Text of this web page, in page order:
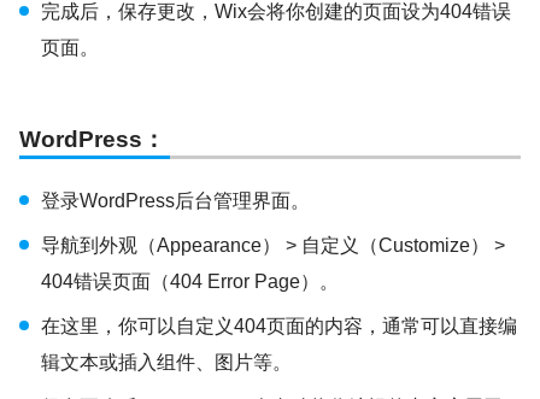
完成后，保存更改，Wix会将你创建的页面设为404错误
页面。
WordPress ：
登录WordPress后台管理界面。
导航到外观（Appearance） > 自定义（Customize） >
404错误页面（404 Error Page）。
在这里，你可以自定义404页面的内容，通常可以直接编
辑文本或插入组件、图片等。